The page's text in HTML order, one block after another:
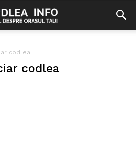
codlea
codlea